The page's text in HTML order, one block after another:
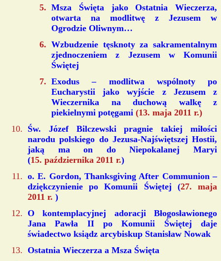
Msza Święta jako Ostatnia Wieczerza,
otwarta na modlitwę z Jezusem w
Ogrodzie Oliwnym…
Wzbudzenie tęsknoty za sakramentalnym
zjednoczeniem z Jezusem w Komunii
Świętej
Exodus – modlitwa wspólnoty po
Eucharystii jako wyjście z Jezusem z
Wieczernika na duchową walkę z
piekielnymi potęgami (13. maja 2011 r.)
Św. Józef Bilczewski pragnie takiej miłości
narodu polskiego do Jezusa-Najświętszej Hostii,
jaką ma on do Niepokalanej Maryi
(15. października 2011 r.)
o. E. Gordon, Thanksgiving After Communion –
dziękczynienie po Komunii Świętej (27. maja
2011 r. )
O kontemplacyjnej adoracji Błogosławionego
Jana Pawła II po Komunii Świętej daje
świadectwo ksiądz arcybiskup Stanisław Nowak
Ostatnia Wieczerza a Msza Święta